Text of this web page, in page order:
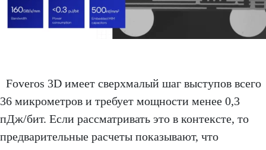
Foveros 3D имеет сверхмалый шаг выступов всего
36 микрометров и требует мощности менее 0,3
пДж/бит. Если рассматривать это в контексте, то
предварительные расчеты показывают, что